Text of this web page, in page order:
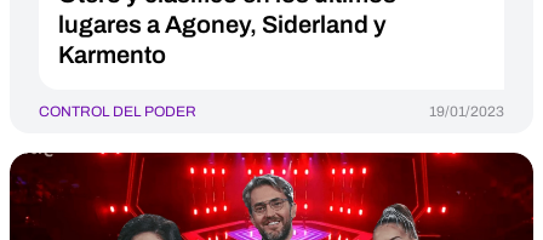
lugares a Agoney, Siderland y
Karmento
CONTROL DEL PODER 19/01/2023